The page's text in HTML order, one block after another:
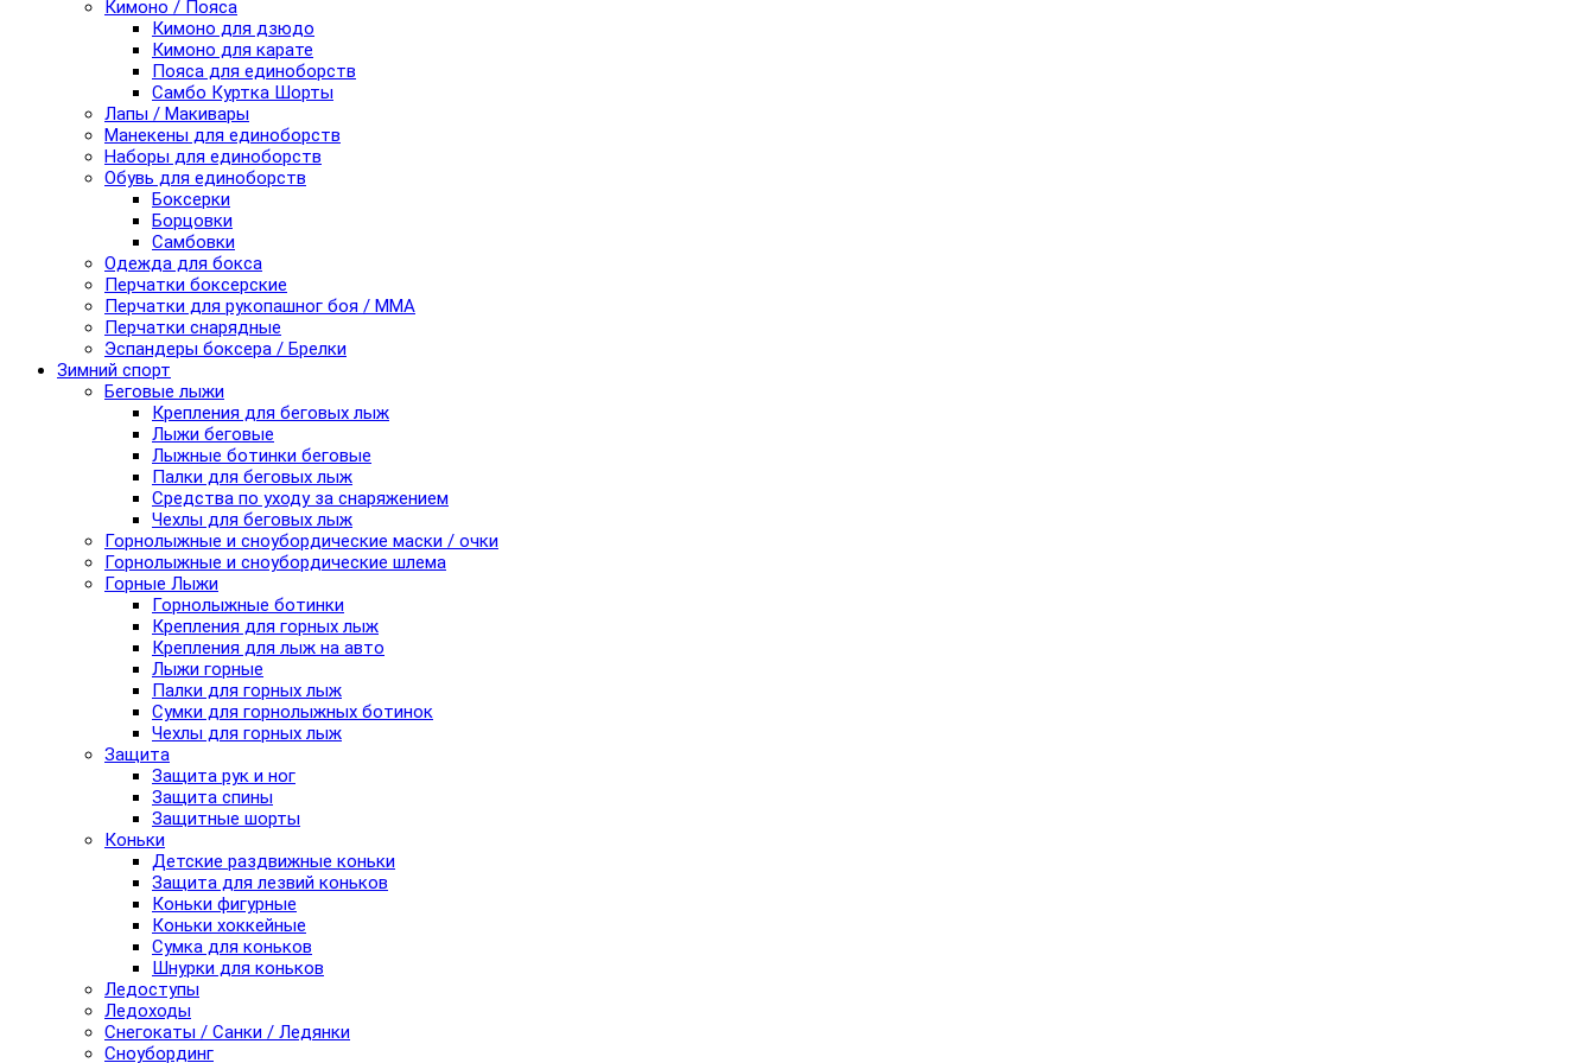
Кимоно / Пояса
Кимоно для дзюдо
Кимоно для карате
Пояса для единоборств
Самбо Куртка Шорты
Лапы / Макивары
Манекены для единоборств
Наборы для единоборств
Обувь для единоборств
Боксерки
Борцовки
Самбовки
Одежда для бокса
Перчатки боксерские
Перчатки для рукопашног боя / ММА
Перчатки снарядные
Эспандеры боксера / Брелки
Зимний спорт
Беговые лыжи
Крепления для беговых лыж
Лыжи беговые
Лыжные ботинки беговые
Палки для беговых лыж
Средства по уходу за снаряжением
Чехлы для беговых лыж
Горнолыжные и сноубордические маски / очки
Горнолыжные и сноубордические шлема
Горные Лыжи
Горнолыжные ботинки
Крепления для горных лыж
Крепления для лыж на авто
Лыжи горные
Палки для горных лыж
Сумки для горнолыжных ботинок
Чехлы для горных лыж
Защита
Защита рук и ног
Защита спины
Защитные шорты
Коньки
Детские раздвижные коньки
Защита для лезвий коньков
Коньки фигурные
Коньки хоккейные
Сумка для коньков
Шнурки для коньков
Ледоступы
Ледоходы
Снегокаты / Санки / Ледянки
Сноубординг